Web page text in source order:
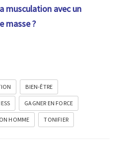
musculation avec un
masse ?
BIEN-ÊTRE
GAGNER EN FORCE
HOMME TONIFIER